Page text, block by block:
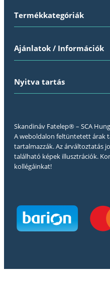
Termékkategóriák
Ajánlatok / Információk
Nyitva tartás
Skandináv Fatelep® – SCA
A weboldalon feltüntetett árak
tartalmazzák. Az árváltoztatás
található képek illusztrációk.
kollégáinkat!